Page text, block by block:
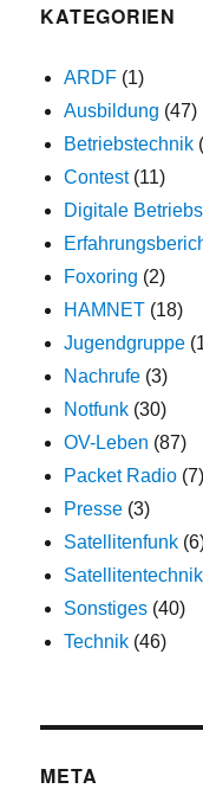
KATEGORIEN
ARDF (1)
Ausbildung (47)
Betriebstechnik
Contest(11)
Digitale
Foxoring (2)
HAMNET (18)
Jugendgruppe
Nachrufe (3)
Notfunk (30)
OV-Leben (87)
Packet Radio (7)
Presse (3)
Satellitenfunk
Satellitentechnik
Sonstiges (40)
Technik (46)
META